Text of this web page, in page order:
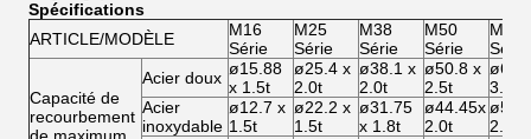
Spécifications
ARTICLE/MODÈLE
M16
Série
M25
Série
M38
Série
M50
Série
M65
Série
Capacité de
recourbement
Acier doux ø15.88
x 1.5t
ø25.4 x
2.0t
ø38.1 x
2.0t
ø50.8 x
2.5t
3.0t
Acier
inoxydable
ø12.7 x
1.5t
ø22.2 x
1.5t
ø31.75
x 1.8t
ø44.45x
2.0t
2.0t